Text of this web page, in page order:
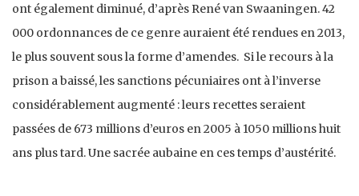
ont également diminué, d’après René van Swaaningen. 42
000 ordonnances de ce genre auraient été rendues en 2013,
le plus souvent sous la forme d’amendes. Si le recours à la
prison a baissé, les sanctions pécuniaires ont à l’inverse
considérablement augmenté : leurs recettes seraient
passées de 673 millions d’euros en 2005 à 1050 millions huit
ans plus tard. Une sacrée aubaine en ces temps d’austérité.